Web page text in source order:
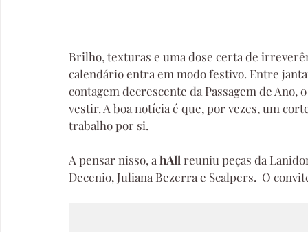
Brilho, texturas e uma dose certa de
calendário entra em modo festivo. Entre
contagem decrescente da Passagem de
vestir. A boa notícia é que, por vezes, um
trabalho por si.
A pensar nisso, a hAll reuniu peças da
Decenio, Juliana Bezerra e Scalpers.  O